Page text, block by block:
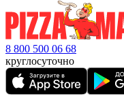
8 800 500 06 68
круглосуточно